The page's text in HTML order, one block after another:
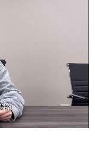
盧秀燕！8年
身！交往原因
資99K！工作
3天「這區下